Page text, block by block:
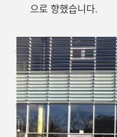
으로 향했습니다.